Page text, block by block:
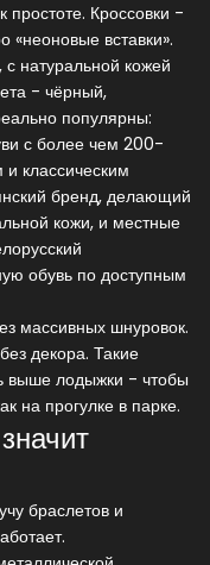
простоте. Кроссовки -
вставки».
натуральной кожей
- чёрный,
популярны:
с более чем 200-
и классическим
бренд, делающий
кожи, и местные
обувь по доступным
массивных шнуровок.
декора. Такие
выше лодыжки - чтобы
на прогулке в парке.
браслетов и